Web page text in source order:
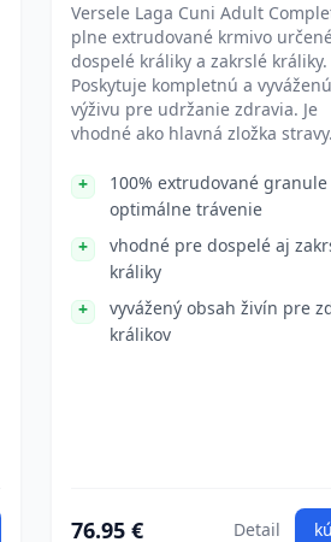
Versele Laga Cuni Adult
plne extrudované krmivo
dospelé králiky a zakrslé králiky.
Poskytuje kompletnú a vyváženú
výživu pre udržanie zdravia. Je
vhodné ako hlavná zložka stravy.
100% extrudované
optimálne trávenie
vhodné pre dospelé aj
králiky
vyvážený obsah živín pre
králikov
76.95 € Detail